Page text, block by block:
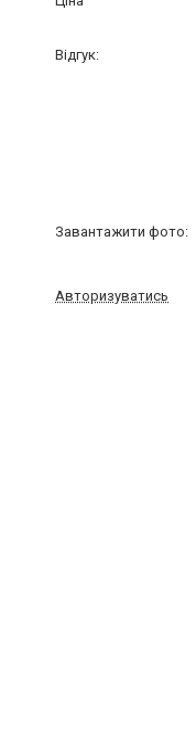
Відгук:
Завантажити фото:
Авторизуватись